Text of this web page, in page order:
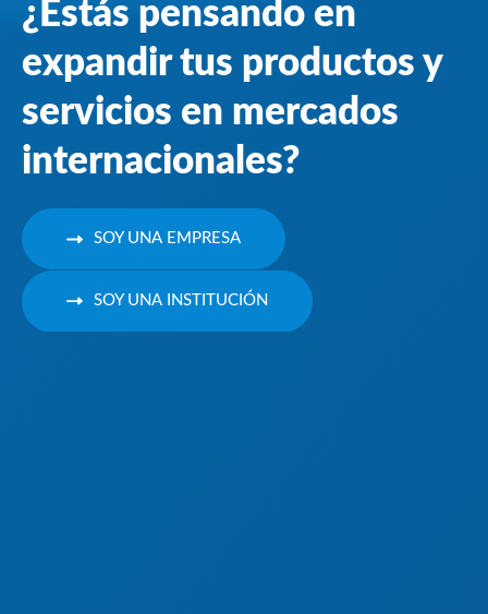
¿Estás pensando en
expandir tus productos y
servicios en mercados
internacionales?
SOY UNA EMPRESA
SOY UNA INSTITUCIÓN